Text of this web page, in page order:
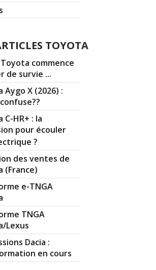
TOYOTA
commence
de survie ...
Aygo X (2026) :
C-HR+ : la
pour écouler
?
des ventes de
(France)
e-TNGA
TNGA
Lexus
Dacia :
en cours